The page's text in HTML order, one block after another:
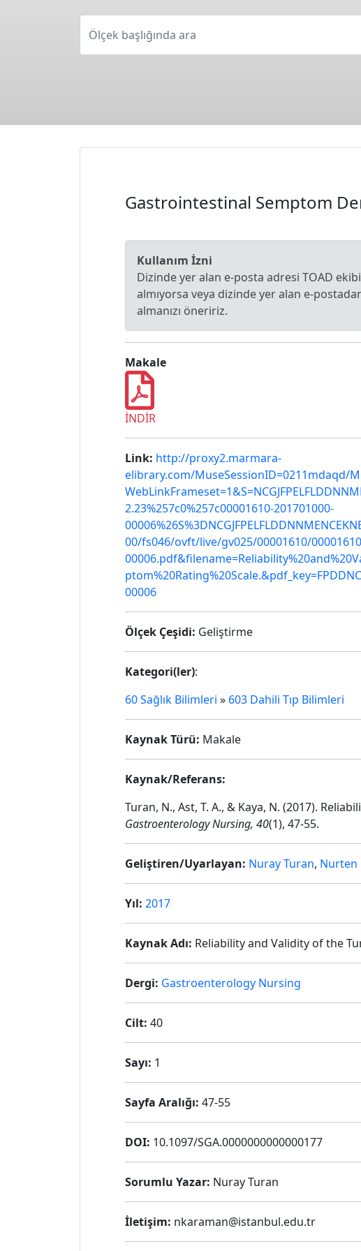
Ölçek başlığında ara
Gastrointestinal Semptom
Kullanım İzni
Dizinde yer alan e-posta adresi TOAD
almıyorsa veya dizinde yer alan e-
almanızı öneririz.
Makale
İNDİR
Link: http://proxy2.marmara-
elibrary.com/MuseSessionID=0211mdaqd/
2.23%257c0%257c00001610-201701000-
00/fs046/ovft/live/gv025/00001610/
00006
Ölçek Çeşidi: Geliştirme
Kategori(ler):
60 Sağlık Bilimleri » 603 Dahili Tıp Bilimleri
Kaynak Türü: Makale
Kaynak/Referans:
Turan, N., Ast, T. A., & Kaya, N. (2017).
Gastroenterology Nursing, 40(1), 47-55.
Geliştiren/Uyarlayan: Nuray Turan, Nurten
Yıl: 2017
Kaynak Adı: Reliability and Validity of the
Dergi: Gastroenterology Nursing
Cilt: 40
Sayı: 1
Sayfa Aralığı: 47-55
DOI: 10.1097/SGA.0000000000000177
Sorumlu Yazar: Nuray Turan
İletişim: nkaraman@istanbul.edu.tr